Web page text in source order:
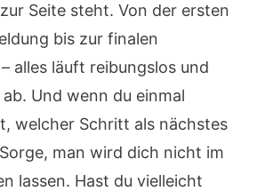
Seite steht. Von der ersten
bis zur finalen
alles läuft reibungslos und
Und wenn du einmal
welcher Schritt als nächstes
man wird dich nicht im
lassen. Hast du vielleicht